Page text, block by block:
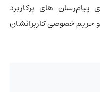
های پرکاربرد
حریم خصوصی کاربرانشان